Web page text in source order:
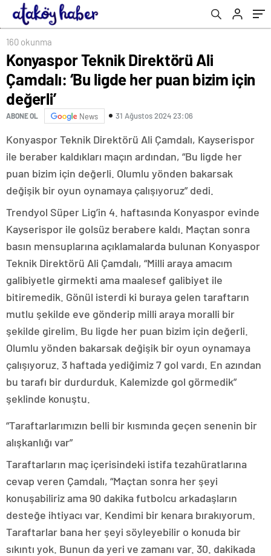
160 okunma
Konyaspor Teknik Direktörü Ali
Çamdalı: ‘Bu ligde her puan bizim için
değerli’
ABONE OL News 31 Ağustos 2024 23:06
Konyaspor Teknik Direktörü Ali Çamdalı, Kayserispor
ile beraber kaldıkları maçın ardından, “Bu ligde her
puan bizim için değerli. Olumlu yönden bakarsak
değişik bir oyun oynamaya çalışıyoruz” dedi.
Trendyol Süper Lig’in 4. haftasında Konyaspor evinde
Kayserispor ile golsüz berabere kaldı. Maçtan sonra
basın mensuplarına açıklamalarda bulunan Konyaspor
Teknik Direktörü Ali Çamdalı, “Milli araya amacım
galibiyetle girmekti ama maalesef galibiyet ile
bitiremedik. Gönül isterdi ki buraya gelen taraftarın
mutlu şekilde eve gönderip milli araya moralli bir
şekilde girelim. Bu ligde her puan bizim için değerli.
Olumlu yönden bakarsak değişik bir oyun oynamaya
çalışıyoruz. 3 haftada yediğimiz 7 gol vardı. En azından
bu tarafı bir durdurduk. Kalemizde gol görmedik”
şeklinde konuştu.
“Taraftarlarımızın belli bir kısmında geçen senenin bir
alışkanlığı var”
Taraftarların maç içerisindeki istifa tezahüratlarına
cevap veren Çamdalı, “Maçtan sonra her şeyi
konuşabiliriz ama 90 dakika futbolcu arkadaşların
desteğe ihtiyacı var. Kendimi bir kenara bırakıyorum.
Taraftarlar bana her şeyi söyleyebilir o konuda bir
sıkıntı yok. Bunun da yeri ve zamanı var. 30. dakikada